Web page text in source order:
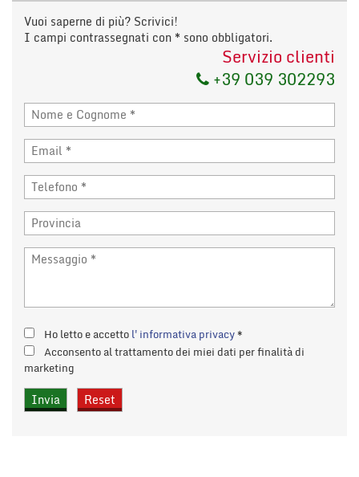
Vuoi saperne di più? Scrivici!
I campi contrassegnati con * sono obbligatori.
Servizio clienti
+39 039 302293
Ho letto e accettol'informativa privacy*
Acconsento al trattamento dei miei dati per finalità di
marketing